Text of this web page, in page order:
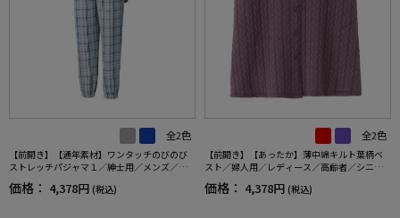
全2色
【前開き】【通年素材】ワンタッチのびのび
ストレッチパジャマ１／紳士用／メンズ／高
齢者／シニア／名前記入欄付／後ろ長め／ギ
フト／プレゼント【CF】
価格： 4,378円 (税込)
全2色
【前開き】【あったか】薄中綿キルト葉柄ベ
スト／婦人用／レディース／高齢者／シニア
／秋冬／洗濯OK／自宅で洗える／名前記入欄
付／両脇ポケット／お出かけ／ギフト【CF】
価格： 4,378円 (税込)